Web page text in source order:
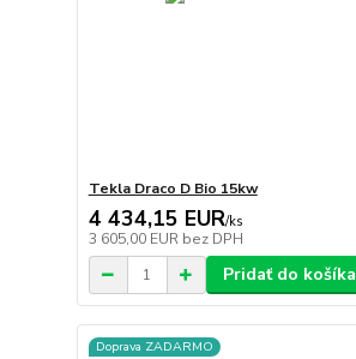
Tekla Draco D Bio 15kw
4 434,15 EUR/ks
3 605,00 EUR bez DPH
Pridať do košíka
Doprava ZADARMO